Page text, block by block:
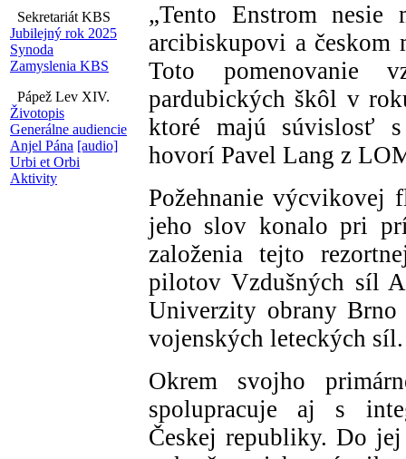
Sekretariát KBS
Jubilejný rok 2025
Synoda
Zamyslenia KBS
Pápež Lev XIV.
Životopis
Generálne audiencie
Anjel Pána [audio]
Urbi et Orbi
Aktivity
„Tento Enstrom nesie
arcibiskupovi a
Toto pomenovanie
pardubických škôl v
ktoré majú súvislosť s
hovorí Pavel Lang z
Požehnanie
jeho slov konalo pri
založenia tejto
pilotov Vzdušných síl
Univerzity obrany
vojenských leteckých síl.
Okrem svojho
spolupracuje aj s
Českej republiky. Do